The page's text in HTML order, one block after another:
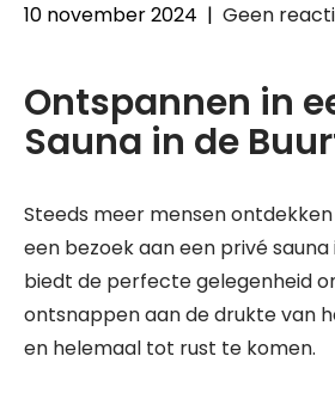
10 november 2024 | Geen
Ontspannen in
Sauna in de
Steeds meer mensen
een bezoek aan een privé sauna
biedt de perfecte gelegenheid
ontsnappen aan de drukte van
en helemaal tot rust te komen.